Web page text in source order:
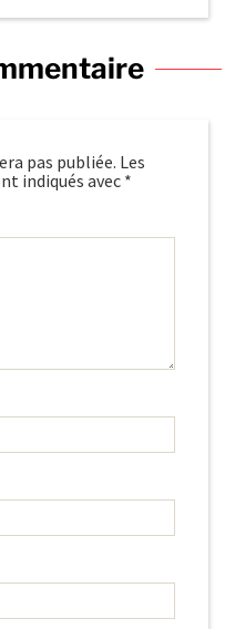
pas publiée. Les
indiqués avec *